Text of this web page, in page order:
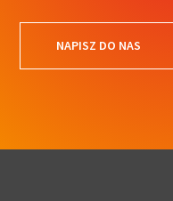
NAPISZ DO NAS